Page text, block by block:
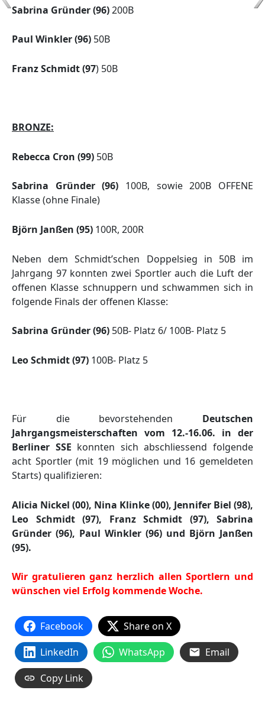
Sabrina Gründer (96)200B
Paul Winkler (96) 50B
Franz Schmidt (97) 50B
BRONZE:
Rebecca Cron (99) 50B
Sabrina Gründer (96) 100B, sowie 200B OFFENE
Klasse (ohne Finale)
Björn Janßen (95) 100R, 200R
Neben dem Schmidt’schen Doppelsieg in 50B im
Jahrgang 97 konnten zwei Sportler auch die Luft der
offenen Klasse schnuppern und schwammen sich in
folgende Finals der offenen Klasse:
Sabrina Gründer (96) 50B- Platz 6/ 100B- Platz 5
Leo Schmidt (97) 100B- Platz 5
Für die bevorstehenden Deutschen
Jahrgangsmeisterschaften vom 12.-16.06. in der
Berliner SSE konnten sich abschliessend folgende
acht Sportler (mit 19 möglichen und 16 gemeldeten
Starts) qualifizieren:
Alicia Nickel (00), Nina Klinke (00), Jennifer Biel (98),
Leo Schmidt (97), Franz Schmidt (97), Sabrina
Gründer (96), Paul Winkler (96) und Björn Janßen
(95).
Wir gratulieren ganz herzlich allen Sportlern und
wünschen viel Erfolg kommende Woche.
Facebook
Share on X
LinkedIn
WhatsApp
Email
Copy Link